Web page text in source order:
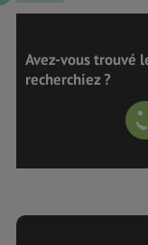
Avez-vous trouvé
recherchiez ?